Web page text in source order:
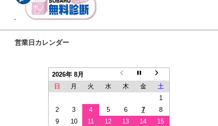
営業日カレンダー
2026年 8月
日
月 火 水 木 金
土
1
2
3 4 5 6 7
8
9
10 11 12 13 14
15